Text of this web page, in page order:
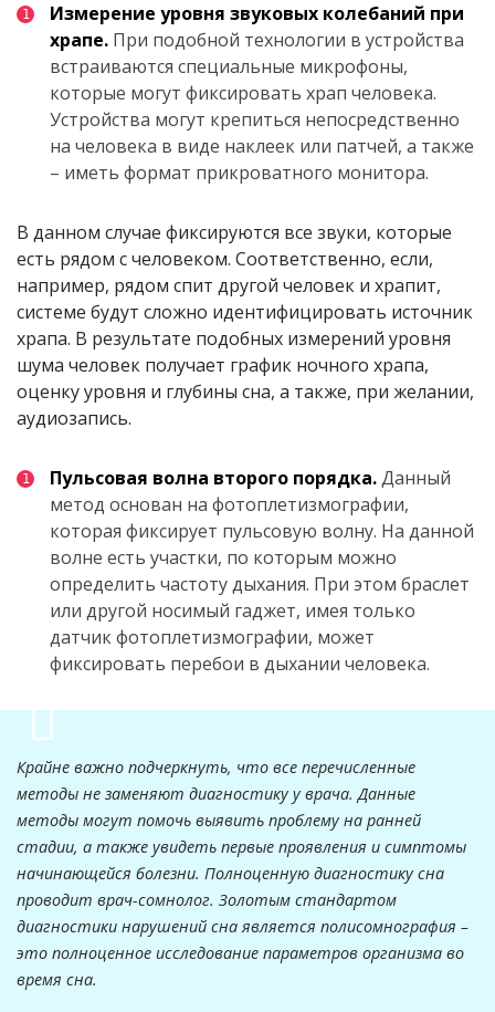
Измерение уровня звуковых колебаний при
храпе. При подобной технологии в устройства
встраиваются специальные микрофоны,
которые могут фиксировать храп человека.
Устройства могут крепиться непосредственно
на человека в виде наклеек или патчей, а также
– иметь формат прикроватного монитора.
В данном случае фиксируются все звуки, которые
есть рядом с человеком. Соответственно, если,
например, рядом спит другой человек и храпит,
системе будут сложно идентифицировать источник
храпа. В результате подобных измерений уровня
шума человек получает график ночного храпа,
оценку уровня и глубины сна, а также, при желании,
аудиозапись.
Пульсовая волна второго порядка.Данный
метод основан на фотоплетизмографии,
которая фиксирует пульсовую волну. На данной
волне есть участки, по которым можно
определить частоту дыхания. При этом браслет
или другой носимый гаджет, имея только
датчик фотоплетизмографии, может
фиксировать перебои в дыхании человека.
Крайне важно подчеркнуть, что все перечисленные
методы не заменяют диагностику у врача. Данные
методы могут помочь выявить проблему на ранней
стадии, а также увидеть первые проявления и симптомы
начинающейся болезни. Полноценную диагностику сна
проводит врач-сомнолог. Золотым стандартом
диагностики нарушений сна является полисомнография –
это полноценное исследование параметров организма во
время сна.